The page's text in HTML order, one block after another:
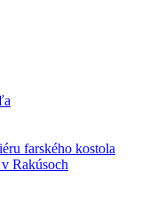
farského kostola
Rakúsoch